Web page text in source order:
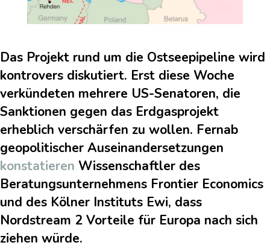
Das Projekt rund um die Ostseepipeline wird
kontrovers diskutiert. Erst diese Woche
verkündeten mehrere US-Senatoren, die
Sanktionen gegen das Erdgasprojekt
erheblich verschärfen zu wollen. Fernab
geopolitischer Auseinandersetzungen
konstatieren Wissenschaftler des
Beratungsunternehmens Frontier Economics
und des Kölner Instituts Ewi, dass
Nordstream 2 Vorteile für Europa nach sich
ziehen würde.